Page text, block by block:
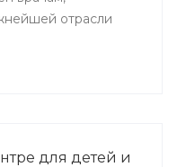
отрасли
для детей и